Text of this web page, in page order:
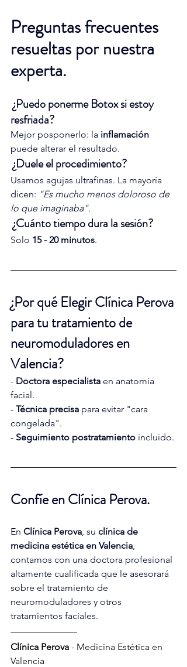
Preguntas frecuentes
resueltas por nuestra
experta.
¿Puedo ponerme Botox si estoy
resfriada?
Mejor posponerlo: la inflamación
puede alterar el resultado.
¿Duele el procedimiento?
Usamos agujas ultrafinas. La mayoría
dicen: "Es mucho menos doloroso de
lo que imaginaba".
¿Cuánto tiempo dura la sesión?
Solo 15 - 20 minutos.
¿Por qué Elegir Clínica Perova
para tu tratamiento de
neuromoduladores en
Valencia?
- Doctora especialista en anatomía
facial.
- Técnica precisa para evitar "cara
congelada".
- Seguimiento postratamiento incluido.
Confíe en Clínica Perova.
En Clínica Perova , su clínica de
medicina estética en Valencia
contamos con una doctora profesional
altamente cualificada que le asesorará
sobre el tratamiento de
neuromoduladores y otros
tratamientos faciales.
Clínica Perova - Medicina Estética en
Valencia